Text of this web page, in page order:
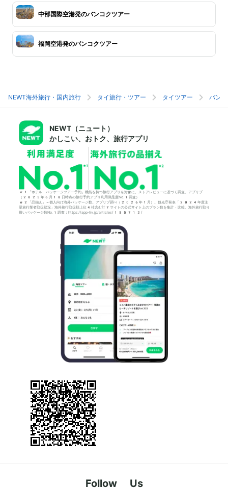
中部国際空港発のバンコクツアー
福岡空港発のバンコクツアー
NEWT海外旅行・国内旅行 タイ旅行・ツアー タイツアー バン
NEWT（ニュート）
かしこい、おトク、旅行アプリ
*1「ホテル・パッケージツアー予約」機能を持つ旅行アプリを対象に、ストアレビューに基づく調査。アプリブ
（2025年6月18日時点の旅行予約アプリ利用満足度No.1調査）
*2「品揃え」＝個人向け海外パッケージ数。アプリブ調べ（2026年1月）。観光庁発表「2024年度主
要旅行業者取扱状況」海外旅行取扱額上位4社含む計7サイトの公式サイト上のプラン数を集計・比較。海外旅行取り
扱いパッケージ数No.1調査：https://app-liv.jp/articles/155712/
Follow Us